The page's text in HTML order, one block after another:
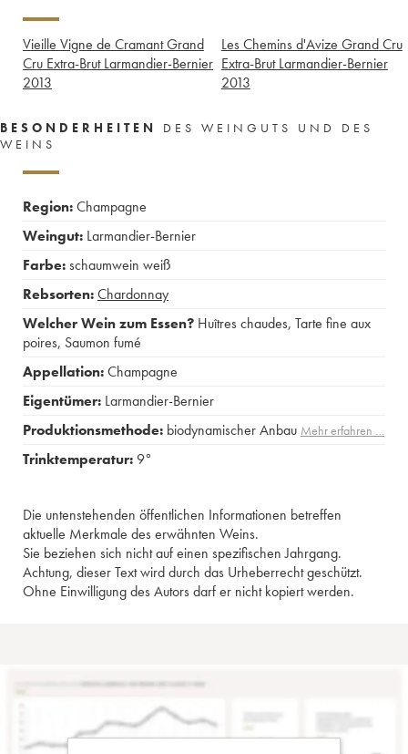
Vieille Vigne de Cramant Grand
Cru Extra-Brut Larmandier-Bernier
2013
Les Chemins d'Avize Grand Cru
Extra-Brut Larmandier-Bernier
2013
BESONDERHEITEN
DES WEINGUTS UND DES
WEINS
Region:Champagne
Weingut: Larmandier-Bernier
Farbe:schaumwein weiß
Rebsorten:Chardonnay
Welcher Wein zum Essen? Huîtres chaudes, Tarte fine aux
poires, Saumon fumé
Appellation:Champagne
Eigentümer: Larmandier-Bernier
Produktionsmethode: biodynamischer Anbau Mehr erfahren …
Trinktemperatur: 9°
Die untenstehenden öffentlichen Informationen betreffen
aktuelle Merkmale des erwähnten Weins.
Sie beziehen sich nicht auf einen spezifischen Jahrgang.
Achtung, dieser Text wird durch das Urheberrecht geschützt.
Ohne Einwilligung des Autors darf er nicht kopiert werden.